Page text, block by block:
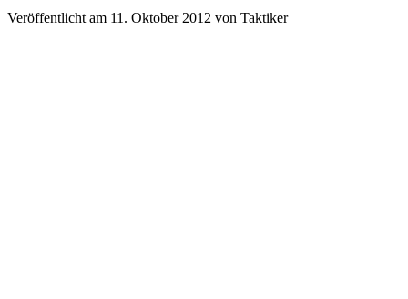
Veröffentlicht am 11. Oktober 2012 von Taktiker